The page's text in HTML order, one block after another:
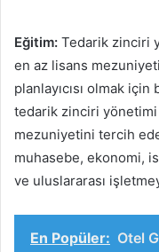
Eğitim: Tedarik zinciri
en az lisans
planlayıcısı olmak
tedarik zinciri
mezuniyetini tercih
muhasebe, ekonomi,
ve uluslararası
En Popüler: Otel